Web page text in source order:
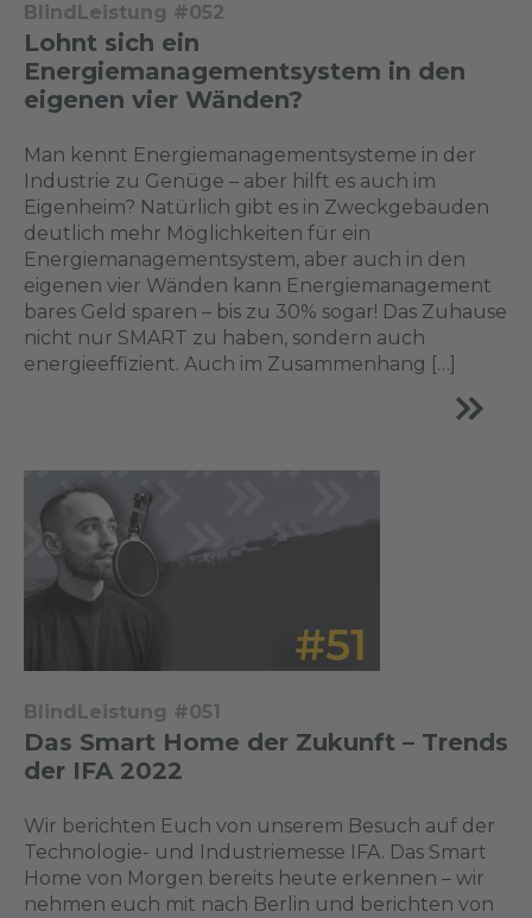
BlindLeistung #052
Lohnt sich ein
Energiemanagementsystem in den
eigenen vier Wänden?
Man kennt Energiemanagementsysteme in der
Industrie zu Genüge – aber hilft es auch im
Eigenheim? Natürlich gibt es in Zweckgebäuden
deutlich mehr Möglichkeiten für ein
Energiemanagementsystem, aber auch in den
eigenen vier Wänden kann Energiemanagement
bares Geld sparen – bis zu 30% sogar! Das Zuhause
nicht nur SMART zu haben, sondern auch
energieeffizient. Auch im Zusammenhang […]
BlindLeistung #051
Das Smart Home der Zukunft – Trends
der IFA 2022
Wir berichten Euch von unserem Besuch auf der
Technologie- und Industriemesse IFA. Das Smart
Home von Morgen bereits heute erkennen – wir
nehmen euch mit nach Berlin und berichten von